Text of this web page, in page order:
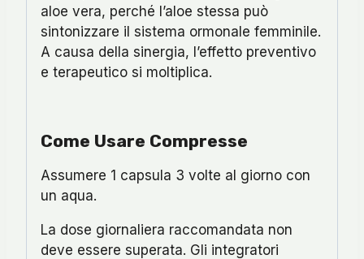
aloe vera, perché l’aloe stessa può
sintonizzare il sistema ormonale femminile.
A causa della sinergia, l’effetto preventivo
e terapeutico si moltiplica.
Come Usare Compresse
Assumere 1 capsula 3 volte al giorno con
un aqua.
La dose giornaliera raccomandata non
deve essere superata. Gli integratori